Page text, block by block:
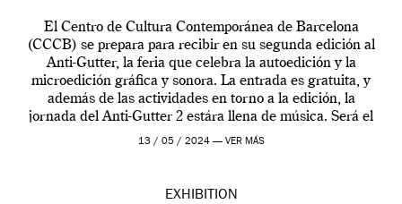
El Centro de Cultura Contemporánea de Barcelona
(CCCB) se prepara para recibir en su segunda edición al
Anti-Gutter, la feria que celebra la autoedición y la
microedición gráfica y sonora. La entrada es gratuita, y
además de las actividades en torno a la edición, la
jornada del Anti-Gutter 2 estára llena de música. Será el
[…]
13 / 05 / 2024 — VER MÁS
EXHIBITION